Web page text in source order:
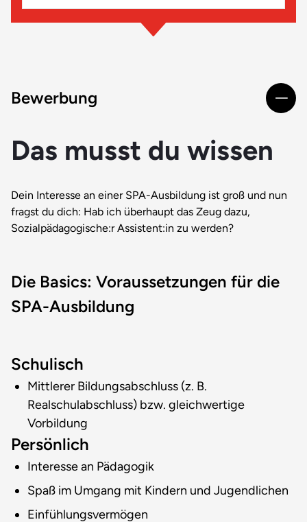
Bewerbung
Das musst du wissen
Dein Interesse an einer SPA-Ausbildung ist groß und nun
fragst du dich: Hab ich überhaupt das Zeug dazu,
Sozialpädagogische:r Assistent:in zu werden?
Die Basics: Voraussetzungen für die
SPA-Ausbildung
Schulisch
Mittlerer Bildungsabschluss (z. B.
Realschulabschluss) bzw. gleichwertige
Vorbildung
Persönlich
Interesse an Pädagogik
Spaß im Umgang mit Kindern und Jugendlichen
Einfühlungsvermögen